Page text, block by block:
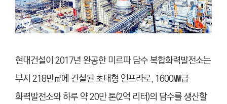
현대건설이 2017년 완공한 미르파 담수 복합화력발전소는
부지 218만㎡에 건설된 초대형 인프라로, 1600㎿급
화력발전소와 하루 약 20만 톤(2억 리터)의 담수를 생산할